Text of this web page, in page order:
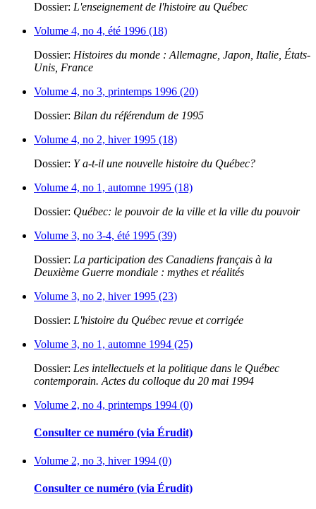
Dossier: L'enseignement de l'histoire au Québec
Volume 4, no 4, été 1996 (18)
Dossier: Histoires du monde : Allemagne, Japon, Italie, États-
Unis, France
Volume 4, no 3, printemps 1996 (20)
Dossier: Bilan du référendum de 1995
Volume 4, no 2, hiver 1995 (18)
Dossier: Y a-t-il une nouvelle histoire du Québec?
Volume 4, no 1, automne 1995 (18)
Dossier: Québec: le pouvoir de la ville et la ville du pouvoir
Volume 3, no 3-4, été 1995 (39)
Dossier: La participation des Canadiens français à la
Deuxième Guerre mondiale : mythes et réalités
Volume 3, no 2, hiver 1995 (23)
Dossier: L'histoire du Québec revue et corrigée
Volume 3, no 1, automne 1994 (25)
Dossier: Les intellectuels et la politique dans le Québec
contemporain. Actes du colloque du 20 mai 1994
Volume 2, no 4, printemps 1994 (0)
Consulter ce numéro (via Érudit)
Volume 2, no 3, hiver 1994 (0)
Consulter ce numéro (via Érudit)